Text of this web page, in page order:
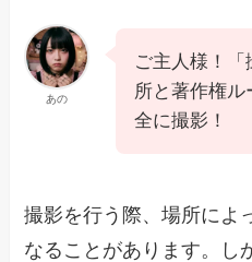
あの
ご主人様！
所と著作権ル
全に撮影！
撮影を行う際、場所によ
なることがあります。し